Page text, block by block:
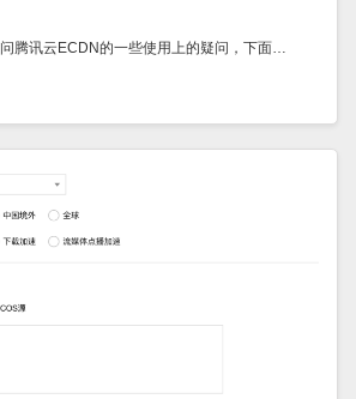
腾讯云ECDN的一些使用上的疑问，下面…